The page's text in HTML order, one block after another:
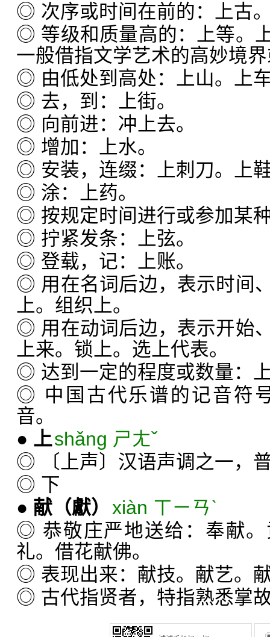
◎ 次序或时间在前的：上古
◎ 等级和质量高的：上等。
一般借指文学艺术的高妙境
◎ 由低处到高处：上山。上
◎ 去，到：上街。
◎ 向前进：冲上去。
◎ 增加：上水。
◎ 安装，连缀：上刺刀。上
◎ 涂：上药。
◎ 按规定时间进行或参加某
◎ 拧紧发条：上弦。
◎ 登载，记：上账。
◎ 用在名词后边，表示时间
上。组织上。
◎ 用在动词后边，表示开始
上来。锁上。选上代表。
◎ 达到一定的程度或数量：
◎ 中国古代乐谱的记音符
音。
● 上shǎng ㄕㄤˇ
◎ 〔上声〕汉语声调之一，
◎ 下
● 献 （獻） xiàn ㄒㄧㄢˋ
◎ 恭敬庄严地送给：奉献
礼。借花献佛。
◎ 表现出来：献技。献艺。
◎ 古代指贤者，特指熟悉掌